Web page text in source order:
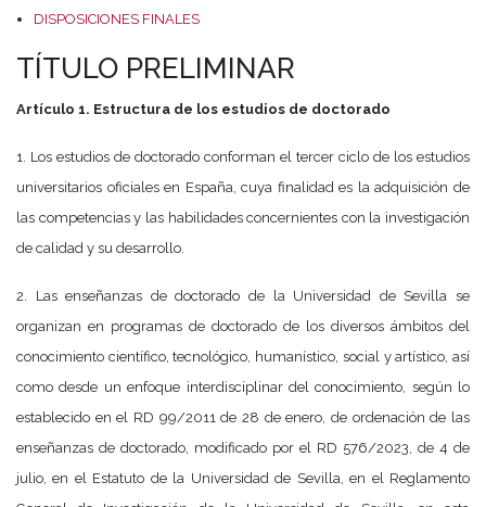
DISPOSICIONES FINALES
TÍTULO PRELIMINAR
Artículo 1. Estructura de los estudios de doctorado
1. Los estudios de doctorado conforman el tercer ciclo de los estudios
universitarios oficiales en España, cuya finalidad es la adquisición de
las competencias y las habilidades concernientes con la investigación
de calidad y su desarrollo.
2. Las enseñanzas de doctorado de la Universidad de Sevilla se
organizan en programas de doctorado de los diversos ámbitos del
conocimiento científico, tecnológico, humanístico, social y artístico, así
como desde un enfoque interdisciplinar del conocimiento, según lo
establecido en el RD 99/2011 de 28 de enero, de ordenación de las
enseñanzas de doctorado, modificado por el RD 576/2023, de 4 de
julio, en el Estatuto de la Universidad de Sevilla, en el Reglamento